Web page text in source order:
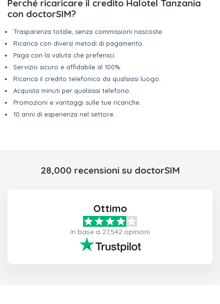
Perché ricaricare il credito Halotel Tanzania
con doctorSIM?
Trasparenza totale, senza commissioni nascoste.
Ricarica con diversi metodi di pagamento.
Paga con la valuta che preferisci.
Servizio sicuro e affidabile al 100%.
Ricarica il credito telefonico da qualsiasi luogo.
Acquista minuti per qualsiasi telefono.
Promozioni e vantaggi sulle tue ricariche.
10 anni di esperienza nel settore.
28,000 recensioni su doctorSIM
Ottimo
In base a 27,542 opinioni